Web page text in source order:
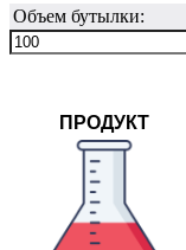
Объем бутылки:
ПРОДУКТ